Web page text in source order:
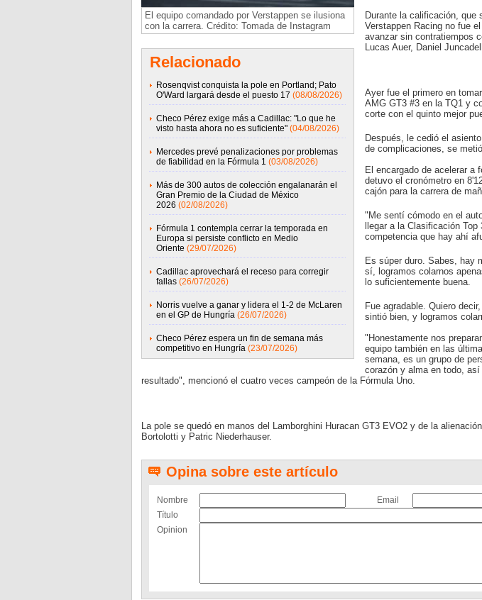
El equipo comandado por Verstappen se ilusiona
con la carrera. Crédito: Tomada de Instagram
Relacionado
Rosenqvist conquista la pole en Portland; Pato
O'Ward largará desde el puesto 17 (08/08/2026)
Checo Pérez exige más a Cadillac: "Lo que he
visto hasta ahora no es suficiente" (04/08/2026)
Mercedes prevé penalizaciones por problemas
de fiabilidad en la Fórmula 1 (03/08/2026)
Más de 300 autos de colección engalanarán el
Gran Premio de la Ciudad de México
2026 (02/08/2026)
Fórmula 1 contempla cerrar la temporada en
Europa si persiste conflicto en Medio
Oriente (29/07/2026)
Cadillac aprovechará el receso para corregir
fallas (26/07/2026)
Norris vuelve a ganar y lidera el 1-2 de McLaren
en el GP de Hungría (26/07/2026)
Checo Pérez espera un fin de semana más
competitivo en Hungría (23/07/2026)
Durante la calificación, que
Verstappen Racing no fue
avanzar sin contratiempos
Lucas Auer, Daniel
Ayer fue el primero en
AMG GT3 #3 en la TQ1 y
corte con el quinto mejor
Después, le cedió el
de complicaciones, se
El encargado de acelerar a
detuvo el cronómetro en
cajón para la carrera de
"Me sentí cómodo en el
llegar a la Clasificación
competencia que hay ahí
Es súper duro. Sabes, hay
sí, logramos colarnos
lo suficientemente buena.
Fue agradable. Quiero
sintió bien, y logramos
"Honestamente nos
equipo también en las
semana, es un grupo de
corazón y alma en todo,
resultado", mencionó el cuatro veces campeón de la Fórmula Uno.
La pole se quedó en manos del Lamborghini Huracan GT3 EVO2 y de la
Bortolotti y Patric Niederhauser.
Opina sobre este artículo
Nombre
Email
Título
Opinion